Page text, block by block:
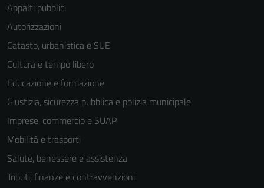
Appalti pubblici
Autorizzazioni
Catasto, urbanistica e SUE
Cultura e tempo libero
Educazione e formazione
Giustizia, sicurezza pubblica e polizia municipale
Imprese, commercio e SUAP
Mobilità e trasporti
Salute, benessere e assistenza
Tributi, finanze e contravvenzioni